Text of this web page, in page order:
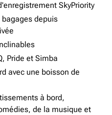
SkyPriority
bagages depuis
Pride et Simba
avec une boisson de
à bord,
de la musique et